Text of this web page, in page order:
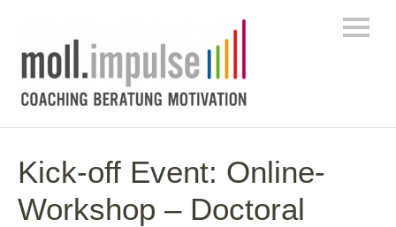
Kick-off Event: Online-
Workshop – Doctoral